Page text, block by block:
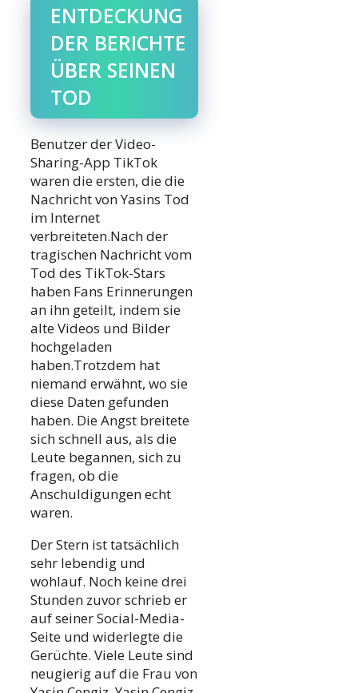
ENTDECKUNG
DER BERICHTE
ÜBER SEINEN
TOD
Benutzer der Video-
Sharing-App TikTok
waren die ersten, die die
Nachricht von Yasins Tod
im Internet
verbreiteten.Nach der
tragischen Nachricht vom
Tod des TikTok-Stars
haben Fans Erinnerungen
an ihn geteilt, indem sie
alte Videos und Bilder
hochgeladen
haben.Trotzdem hat
niemand erwähnt, wo sie
diese Daten gefunden
haben. Die Angst breitete
sich schnell aus, als die
Leute begannen, sich zu
fragen, ob die
Anschuldigungen echt
waren.
Der Stern ist tatsächlich
sehr lebendig und
wohlauf. Noch keine drei
Stunden zuvor schrieb er
auf seiner Social-Media-
Seite und widerlegte die
Gerüchte. Viele Leute sind
neugierig auf die Frau von